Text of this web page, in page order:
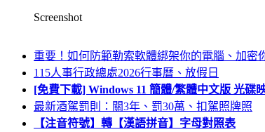
Screenshot
重要！如何防範勒索軟體綁架你的電腦、加密
115人事行政總處2026行事曆、放假日
[免費下載] Windows 11 簡體/繁體中文版 光碟
最新酒駕罰則：關3年、罰30萬、扣駕照牌照
【注音符號】轉【漢語拼音】字母對照表